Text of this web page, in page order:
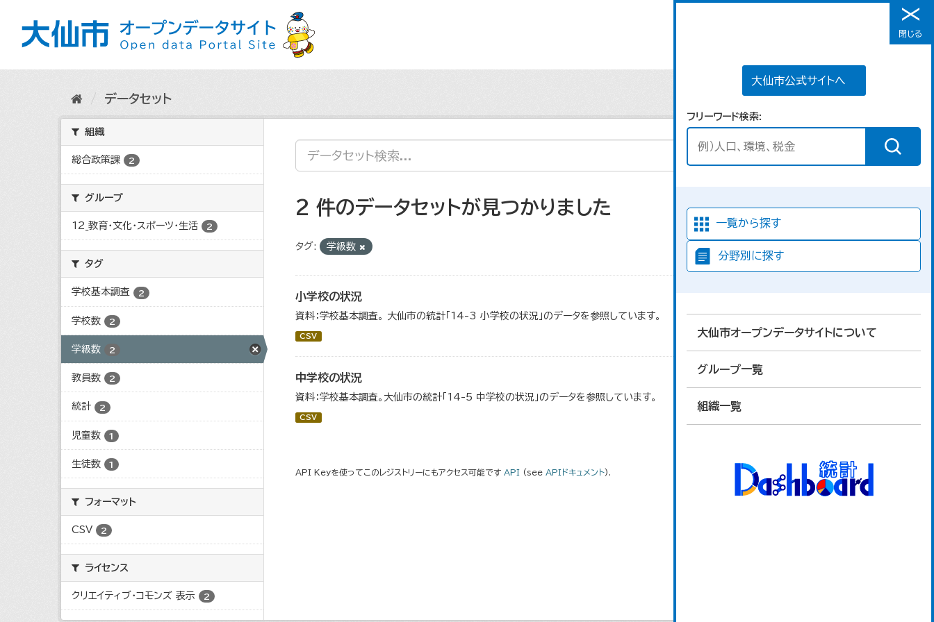
メニュー
大仙市公式サイトへ
フリーワード検索
一覧から探す
分野別に探す
大仙市オープンデータサイトについて
グループ一覧
組織一覧
閉じる
データセット
組織
総合政策課 2
グループ
12_教育・文化・スポーツ・生活 2
タグ
学校基本調査 2
学校数 2
学級数 2
教員数 2
統計 2
児童数 1
生徒数 1
フォーマット
CSV 2
ライセンス
クリエイティブ・コモンズ 表示 2
2 件のデータセットが見つかりました
タグ: 学級数
小学校の状況
資料：学校基本調査。 大仙市の統計「14-3 小学校の状況」のデータを参照しています。
CSV
中学校の状況
資料：学校基本調査。大仙市の統計「14-5 中学校の状況」のデータを参照しています。
CSV
API Keyを使ってこのレジストリーにもアクセス可能です API (see APIドキュメント).